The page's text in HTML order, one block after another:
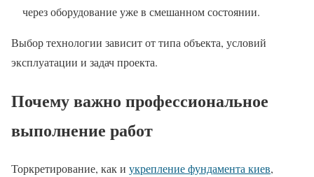
через оборудование уже в смешанном состоянии.
Выбор технологии зависит от типа объекта, условий
эксплуатации и задач проекта.
Почему важно профессиональное
выполнение работ
Торкретирование, как и укрепление фундамента киев,